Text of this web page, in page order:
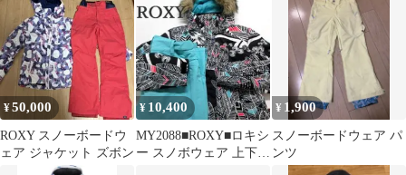
の3点セット
¥50,000
ROXY スノーボードウ
ェア ジャケット ズボン
¥ 10,400
MY2088■ROXY■ロキシ
ー スノボウェア 上下セ
¥ 1,900
スノーボードウェア パ
ンツ